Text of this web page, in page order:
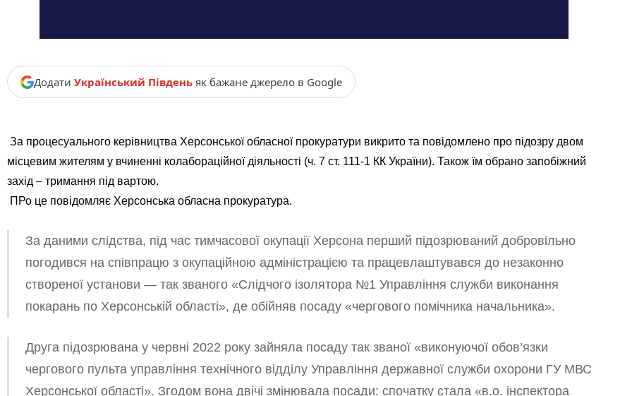
Додати Український Південь як бажане джерело в Google
За процесуального керівництва Херсонської обласної прокуратури викрито та повідомлено про підозру двом
місцевим жителям у вчиненні колабораційної діяльності (ч. 7 ст. 111-1 КК України). Також їм обрано запобіжний
захід – тримання під вартою.
ПРо це повідомляє Херсонська обласна прокуратура.
За даними слідства, під час тимчасової окупації Херсона перший підозрюваний добровільно
погодився на співпрацю з окупаційною адміністрацією та працевлаштувався до незаконно
створеної установи — так званого «Слідчого ізолятора №1 Управління служби виконання
покарань по Херсонській області», де обійняв посаду «чергового помічника начальника».
Друга підозрювана у червні 2022 року зайняла посаду так званої «виконуючої обов’язки
чергового пульта управління технічного відділу Управління державної служби охорони ГУ МВС
Херсонської області». Згодом вона двічі змінювала посади: спочатку стала «в.о. інспектора